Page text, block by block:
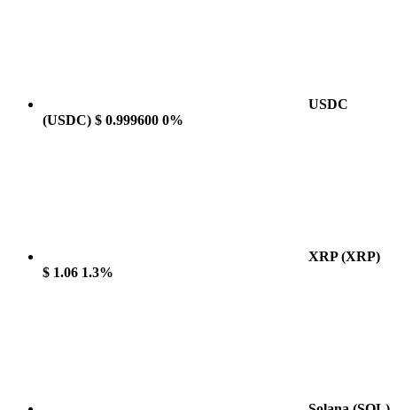
USDC
(USDC) $ 0.999600 0%
XRP(XRP)
$ 1.06 1.3%